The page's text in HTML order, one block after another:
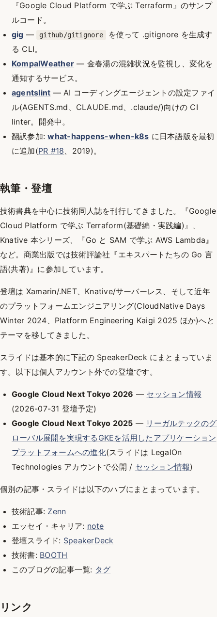
『Google Cloud Platform で学ぶ Terraform』のサンプ
ルコード。
gig — github/gitignore
を使って .gitignore を生成す
る CLI。
KompalWeather — 金春湯の混雑状況を監視し、変化を
通知するサービス。
agentslint — AI コーディングエージェントの設定ファイ
ル(AGENTS.md、CLAUDE.md、.claude/)向けの CI
linter。開発中。
翻訳参加:what-happens-when-k8s に日本語版を最初
に追加(PR #18、2019)。
執筆・登壇
技術書典を中心に技術同人誌を刊行してきました。『Google
Cloud Platform で学ぶ Terraform(基礎編・実践編)』、
Knative 本シリーズ、『Go と SAM で学ぶ AWS Lambda』
など。商業出版では技術評論社『エキスパートたちの Go 言
語(共著)』に参加しています。
登壇は Xamarin/.NET、Knative/サーバーレス、そして近年
のプラットフォームエンジニアリング(CloudNative Days
Winter 2024、Platform Engineering Kaigi 2025 ほか)へと
テーマを移してきました。
スライドは基本的に下記の SpeakerDeck にまとまっていま
す。以下は個人アカウント外での登壇です。
Google Cloud Next Tokyo 2026 — セッション情報
(2026-07-31 登壇予定)
Google Cloud Next Tokyo 2025 — リーガルテックのグ
ローバル展開を実現するGKEを活用したアプリケーション
プラットフォームへの進化(スライドは LegalOn
Technologies アカウントで公開 / セッション情報)
個別の記事・スライドは以下のハブにまとまっています。
技術記事: Zenn
エッセイ・キャリア: note
登壇スライド: SpeakerDeck
技術書: BOOTH
このブログの記事一覧: タグ
リンク